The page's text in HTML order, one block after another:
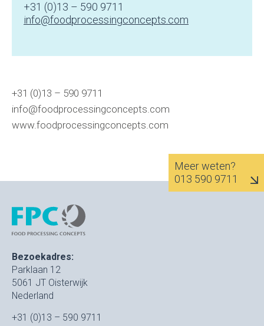
+31 (0)13 – 590 9711
info@foodprocessingconcepts.com
+31 (0)13 – 590 9711
info@foodprocessingconcepts.com
www.foodprocessingconcepts.com
Meer weten?
013 590 9711
Bezoekadres:
Parklaan 12
5061 JT Oisterwijk
Nederland
+31 (0)13 – 590 9711